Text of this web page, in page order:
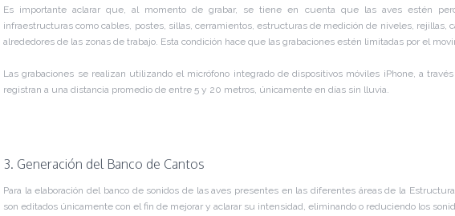
Es importante aclarar que, al momento de grabar, se tiene en cuenta que las aves estén
infraestructuras como cables, postes, sillas, cerramientos, estructuras de medición de niveles, rejillas,
alrededores de las zonas de trabajo. Esta condición hace que las grabaciones estén limitadas por el
Las grabaciones se realizan utilizando el micrófono integrado de dispositivos móviles iPhone, a
registran a una distancia promedio de entre 5 y 20 metros, únicamente en días sin lluvia.
3. Generación del Banco de Cantos
Para la elaboración del banco de sonidos de las aves presentes en las diferentes áreas de la
son editados únicamente con el fin de mejorar y aclarar su intensidad, eliminando o reduciendo los